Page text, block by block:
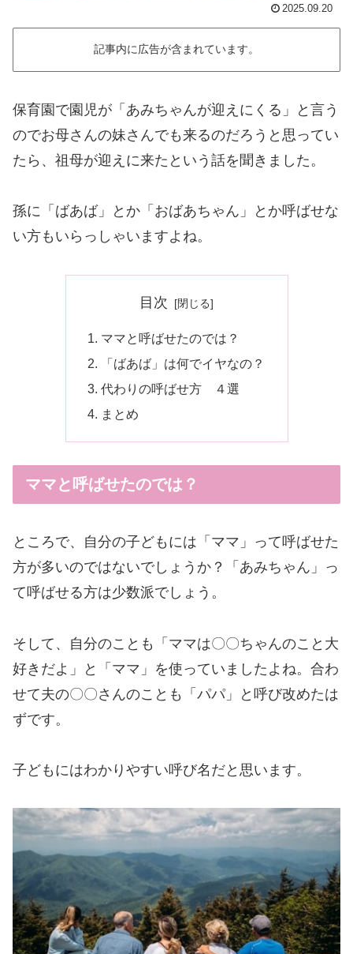
2025.09.20
記事内に広告が含まれています。
保育園で園児が「あみちゃんが迎えにくる」と言う
のでお母さんの妹さんでも来るのだろうと思ってい
たら、祖母が迎えに来たという話を聞きました。
孫に「ばあば」とか「おばあちゃん」とか呼ばせな
い方もいらっしゃいますよね。
目次
ママと呼ばせたのでは？
「ばあば」は何でイヤなの？
代わりの呼ばせ方 ４選
まとめ
ママと呼ばせたのでは？
ところで、自分の子どもには「ママ」って呼ばせた
方が多いのではないでしょうか？「あみちゃん」っ
て呼ばせる方は少数派でしょう。
そして、自分のことも「ママは〇〇ちゃんのこと大
好きだよ」と「ママ」を使っていましたよね。合わ
せて夫の〇〇さんのことも「パパ」と呼び改めたは
ずです。
子どもにはわかりやすい呼び名だと思います。